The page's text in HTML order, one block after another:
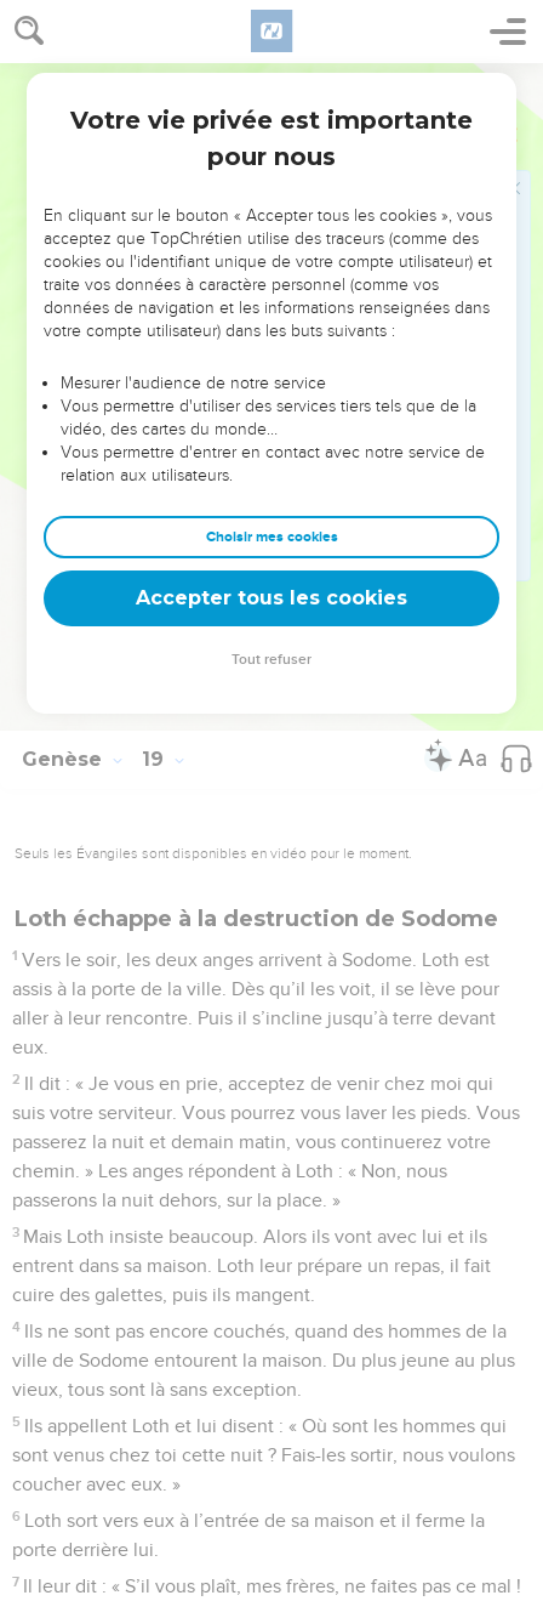
Genèse 18
Pour 5, est-ce que tu vas détruire toute la ville ? » Le
SEIGNEUR répond : « Si je trouve 45 justes à Sodome, je ne
la détruirai pas. »
Abraham reprend encore la parole et dit : « Ils sont peut-
être seulement 40. » Le SEIGNEUR répond : « À cause de ces
40, je ne détruirai pas la ville. »
Abraham dit : « Mon Seigneur, je t’en prie, ne te fâche pas
si je parle encore. Ils sont peut-être seulement 30. » Le
SEIGNEUR répond : « Si je trouve 30 justes dans la ville, je
ne la détruirai pas. »
Abraham continue : « Mon Seigneur, pardonne-moi si j’ose
SEIGNEUR lui dit : « À cause de ces 20 justes, je ne détruirai
pas la ville. »
Abraham dit encore : « Seigneur, je t’en prie, ne te fâche
pas. C’est la dernière fois que je parle. Ils sont peut-être
justes, je ne détruirai pas la ville. »
Quand le SEIGNEUR a fini de parler avec Abraham, il s’en
va, et Abraham rentre chez lui.
© Société biblique française – Bibli’O, 2000, avec autorisation. Pour vous procurer
Genèse 19
Seuls les Évangiles sont disponibles en vidéo pour le moment.
Loth échappe à la destruction de Sodome
1 Vers le soir, les deux anges arrivent à Sodome. Loth est
assis à la porte de la ville. Dès qu’il les voit, il se lève pour
aller à leur rencontre. Puis il s’incline jusqu’à terre devant
eux.
2 Il dit : « Je vous en prie, acceptez de venir chez moi qui
suis votre serviteur. Vous pourrez vous laver les pieds. Vous
passerez la nuit et demain matin, vous continuerez votre
chemin. » Les anges répondent à Loth : « Non, nous
passerons la nuit dehors, sur la place. »
3 Mais Loth insiste beaucoup. Alors ils vont avec lui et ils
entrent dans sa maison. Loth leur prépare un repas, il fait
cuire des galettes, puis ils mangent.
4 Ils ne sont pas encore couchés, quand des hommes de la
ville de Sodome entourent la maison. Du plus jeune au plus
vieux, tous sont là sans exception.
5 Ils appellent Loth et lui disent : « Où sont les hommes qui
sont venus chez toi cette nuit ? Fais-les sortir, nous voulons
coucher avec eux. »
6 Loth sort vers eux à l’entrée de sa maison et il ferme la
porte derrière lui.
7 Il leur dit : « S’il vous plaît, mes frères, ne faites pas ce mal !
Votre vie privée est importante
pour nous
En cliquant sur le bouton « Accepter tous les cookies », vous
acceptez que TopChrétien utilise des traceurs (comme des
cookies ou l'identifiant unique de votre compte utilisateur) et
traite vos données à caractère personnel (comme vos
données de navigation et les informations renseignées dans
votre compte utilisateur) dans les buts suivants :
Mesurer l'audience de notre service
Vous permettre d'utiliser des services tiers tels que de la
vidéo, des cartes du monde…
Vous permettre d'entrer en contact avec notre service de
relation aux utilisateurs.
Choisir mes cookies
Accepter tous les cookies
Tout refuser